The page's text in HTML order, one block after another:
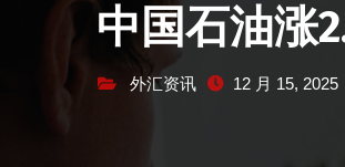
中国石油涨
外汇资讯 12 月 15, 2025